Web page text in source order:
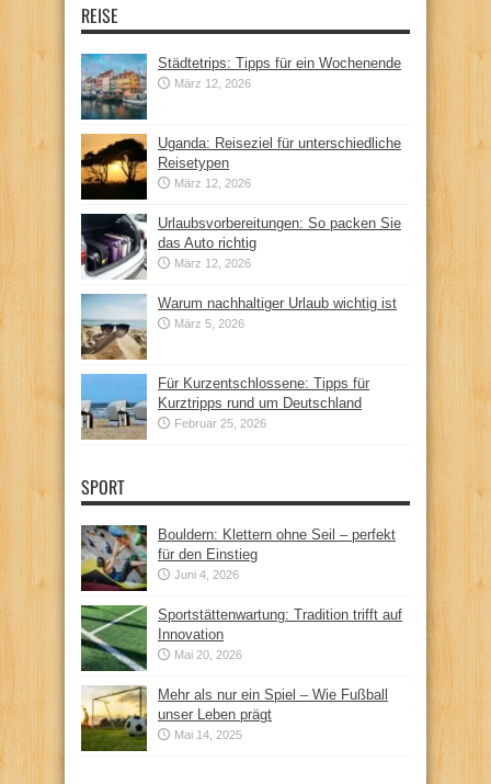
REISE
Städtetrips: Tipps für ein Wochenende
März 12, 2026
Uganda: Reiseziel für unterschiedliche
Reisetypen
März 12, 2026
Urlaubsvorbereitungen: So packen Sie
das Auto richtig
März 12, 2026
Warum nachhaltiger Urlaub wichtig ist
März 5, 2026
Für Kurzentschlossene: Tipps für
Kurztripps rund um Deutschland
Februar 25, 2026
SPORT
Bouldern: Klettern ohne Seil – perfekt
für den Einstieg
Juni 4, 2026
Sportstättenwartung: Tradition trifft auf
Innovation
Mai 20, 2026
Mehr als nur ein Spiel – Wie Fußball
unser Leben prägt
Mai 14, 2025